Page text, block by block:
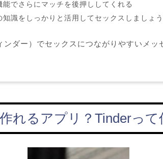
能でさらにマッチを後押ししてくれる
知識をしっかりと活用してセックスしましょう
ンダー）でセックスにつながりやすいメッ
れるアプリ？Tinderって